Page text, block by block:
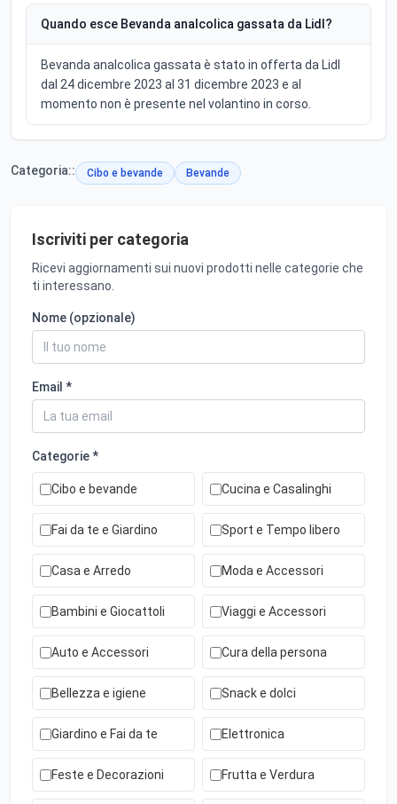
Quando esce Bevanda analcolica gassata da Lidl?
Bevanda analcolica gassata è stato in offerta da Lidl
dal 24 dicembre 2023 al 31 dicembre 2023 e al
momento non è presente nel volantino in corso.
Categoria:: Cibo e bevande Bevande
Iscriviti per categoria
Ricevi aggiornamenti sui nuovi prodotti nelle categorie che
ti interessano.
Nome (opzionale)
Email *
Categorie *
Cibo e bevande Cucina e Casalinghi
Fai da te e Giardino Sport e Tempo libero
Casa e Arredo Moda e Accessori
Bambini e Giocattoli Viaggi e Accessori
Auto e Accessori Cura della persona
Bellezza e igiene Snack e dolci
Giardino e Fai da te Elettronica
Feste e Decorazioni Frutta e Verdura